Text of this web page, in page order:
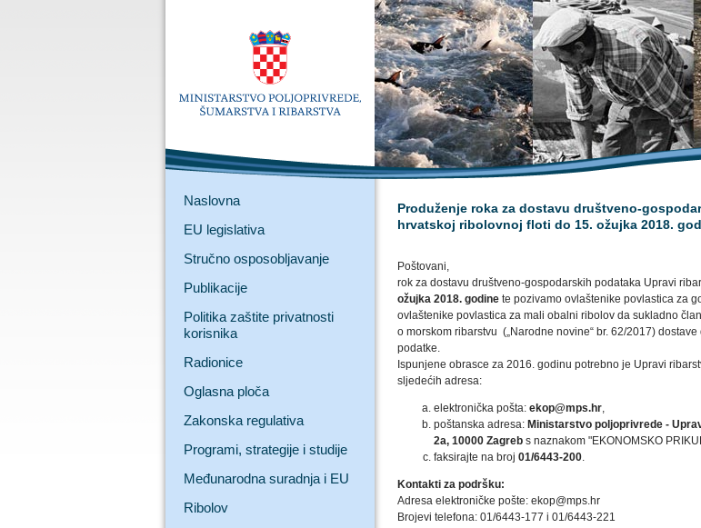
Naslovna
EU legislativa
Stručno osposobljavanje
Publikacije
Politika zaštite privatnosti
korisnika
Radionice
Oglasna ploča
Zakonska regulativa
Programi, strategije i studije
Međunarodna suradnja i EU
Ribolov
Produženje roka za dostavu društveno-
hrvatskoj ribolovnoj floti do 15. ožujka 2018.
Poštovani,
rok za dostavu društveno-gospodarskih podataka Upravi
ožujka 2018. godine te pozivamo ovlaštenike povlastica za
ovlaštenike povlastica za mali obalni ribolov da sukladno
o morskom ribarstvu („Narodne novine“ br. 62/2017)
podatke.
Ispunjene obrasce za 2016. godinu potrebno je Upravi
sljedećih adresa:
elektronička pošta: ekop@mps.hr,
poštanska adresa: Ministarstvo poljoprivrede -
2a, 10000 Zagreb s naznakom "EKONOMSKO
faksirajte na broj 01/6443-200.
Kontakti za podršku:
Adresa elektroničke pošte: ekop@mps.hr
Brojevi telefona: 01/6443-177 i 01/6443-221